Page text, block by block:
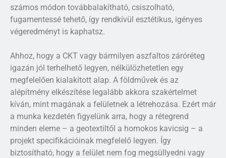
számos módon továbbalakítható, csiszolható,
fugamentessé tehető, így rendkívül esztétikus, igényes
végeredményt is kaphatsz.
Ahhoz, hogy a CKT vagy bármilyen aszfaltos záróréteg
igazán jól terhelhető legyen, nélkülözhetetlen egy
megfelelően kialakított alap. A földművek és az
alépítmény elkészítése legalább akkora szakértelmet
kíván, mint magának a felületnek a létrehozása. Ezért már
a munka kezdetén figyelünk arra, hogy a rétegrend
minden eleme – a geotextiltől a homokos kavicsig – a
projekt specifikációinak megfelelő legyen. Így
biztosítható, hogy a felület nem fog megsüllyedni vagy